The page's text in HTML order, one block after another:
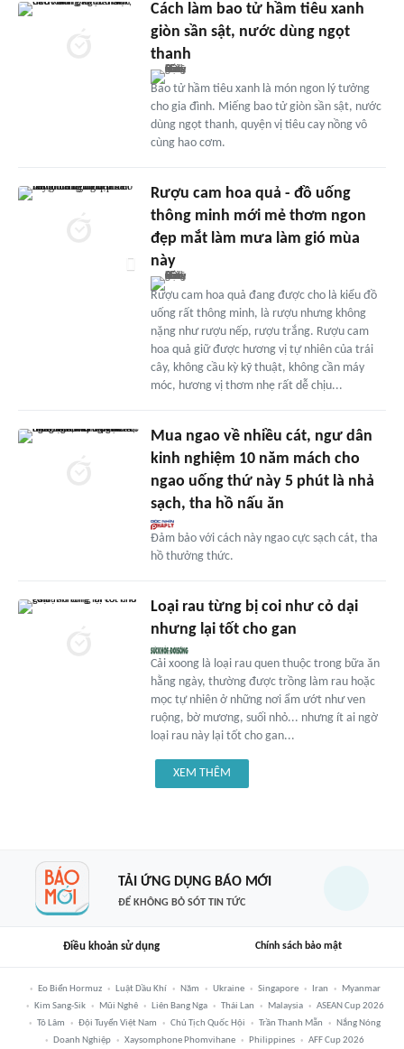
Cách làm bao tử hầm tiêu xanh
giòn sần sật, nước dùng ngọt
thanh
Bao tử hầm tiêu xanh là món ngon lý tưởng
cho gia đình. Miếng bao tử giòn sần sật, nước
dùng ngọt thanh, quyện vị tiêu cay nồng vô
cùng hao cơm.
Rượu cam hoa quả - đồ uống
thông minh mới mẻ thơm ngon
đẹp mắt làm mưa làm gió mùa
này
Rượu cam hoa quả đang được cho là kiểu đồ
uống rất thông minh, là rượu nhưng không
nặng như rượu nếp, rượu trắng. Rượu cam
hoa quả giữ được hương vị tự nhiên của trái
cây, không cầu kỳ kỹ thuật, không cần máy
móc, hương vị thơm nhẹ rất dễ chịu...
Mua ngao về nhiều cát, ngư dân
kinh nghiệm 10 năm mách cho
ngao uống thứ này 5 phút là nhả
sạch, tha hồ nấu ăn
Đảm bảo với cách này ngao cực sạch cát, tha
hồ thưởng thức.
Loại rau từng bị coi như cỏ dại
nhưng lại tốt cho gan
Cải xoong là loại rau quen thuộc trong bữa ăn
hằng ngày, thường được trồng làm rau hoặc
mọc tự nhiên ở những nơi ẩm ướt như ven
ruộng, bờ mương, suối nhỏ... nhưng ít ai ngờ
loại rau này lại tốt cho gan...
XEM THÊM
TẢI ỨNG DỤNG BÁO MỚI
ĐỂ KHÔNG BỎ SÓT TIN TỨC
Điều khoản sử dụng Chính sách bảo mật
Eo Biển Hormuz Luật Dầu Khí Năm Ukraine Singapore Iran
Myanmar
Kim Sang-Sik
Mũi Nghê Liên Bang Nga Thái Lan Malaysia
ASEAN Cup 2026
Tô Lâm
Đội Tuyển Việt Nam Chủ Tịch Quốc Hội Trần Thanh Mẫn
Nắng Nóng
Doanh Nghiệp
Xaysomphone Phomvihane Philippines AFF Cup 2026